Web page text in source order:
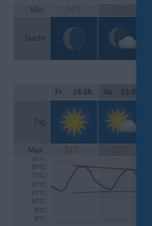
Min. 14°C 12°C
Nacht
Fr. 14.08. Sa. 15.08.
Tag
Max. 33°C 31°C
0°C
5°C
10°C
15°C
20°C
25°C
30°C
35°C